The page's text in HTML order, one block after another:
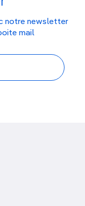
notre newsletter
mail